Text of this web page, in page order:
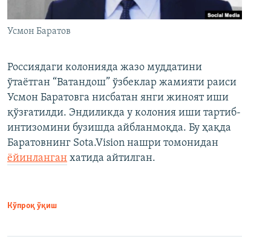
Усмон Баратов
Россиядаги колонияда жазо муддатини
ўтаётган “Ватандош” ўзбеклар жамияти раиси
Усмон Баратовга нисбатан янги жиноят иши
қўзғатилди. Эндиликда у колония иши тартиб-
интизомини бузишда айбланмоқда. Бу ҳақда
Баратовнинг Sota.Vision нашри томонидан
ёйинланган хатида айтилган.
Кўпроқ ўқиш